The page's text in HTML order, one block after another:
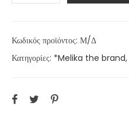
Κωδικός προϊόντος: Μ/Δ
Κατηγορίες: *Melika the brand,